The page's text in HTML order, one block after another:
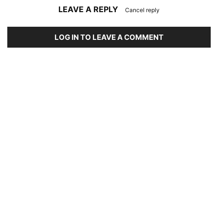
LEAVE A REPLY Cancel reply
LOG IN TO LEAVE A COMMENT